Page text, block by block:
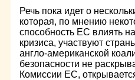
Речь пока идет о
которая, по мнению
способность ЕС влиять
кризиса, участвуют
англо-американской
безопасности не
Комиссии ЕС,